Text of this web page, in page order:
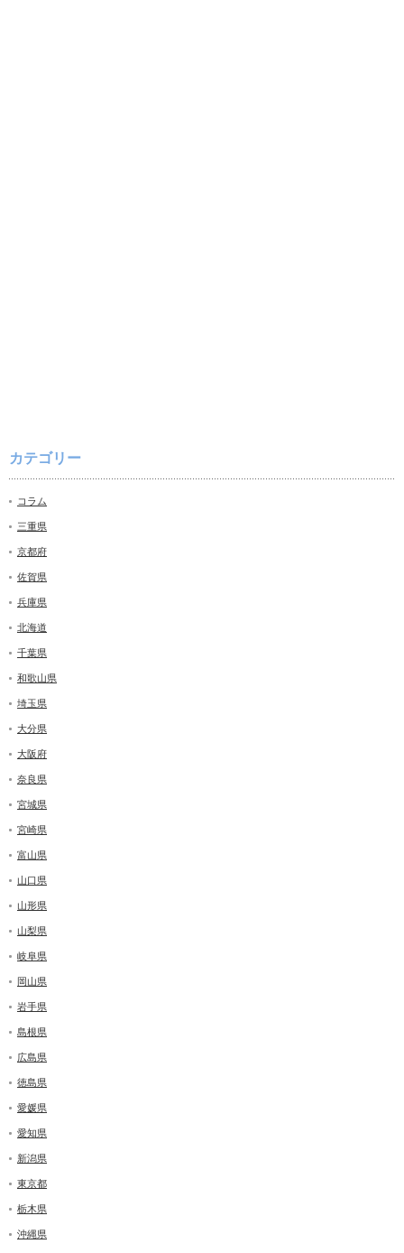
カテゴリー
コラム
三重県
京都府
佐賀県
兵庫県
北海道
千葉県
和歌山県
埼玉県
大分県
大阪府
奈良県
宮城県
宮崎県
富山県
山口県
山形県
山梨県
岐阜県
岡山県
岩手県
島根県
広島県
徳島県
愛媛県
愛知県
新潟県
東京都
栃木県
沖縄県